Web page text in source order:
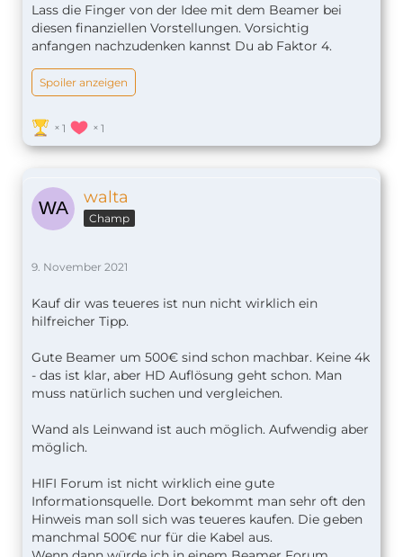
Lass die Finger von der Idee mit dem Beamer bei
diesen finanziellen Vorstellungen. Vorsichtig
anfangen nachzudenken kannst Du ab Faktor 4.
Spoiler anzeigen
1 1
walta
Champ
9. November 2021
Kauf dir was teueres ist nun nicht wirklich ein
hilfreicher Tipp.
Gute Beamer um 500€ sind schon machbar. Keine 4k
- das ist klar, aber HD Auflösung geht schon. Man
muss natürlich suchen und vergleichen.
Wand als Leinwand ist auch möglich. Aufwendig aber
möglich.
HIFI Forum ist nicht wirklich eine gute
Informationsquelle. Dort bekommt man sehr oft den
Hinweis man soll sich was teueres kaufen. Die geben
manchmal 500€ nur für die Kabel aus.